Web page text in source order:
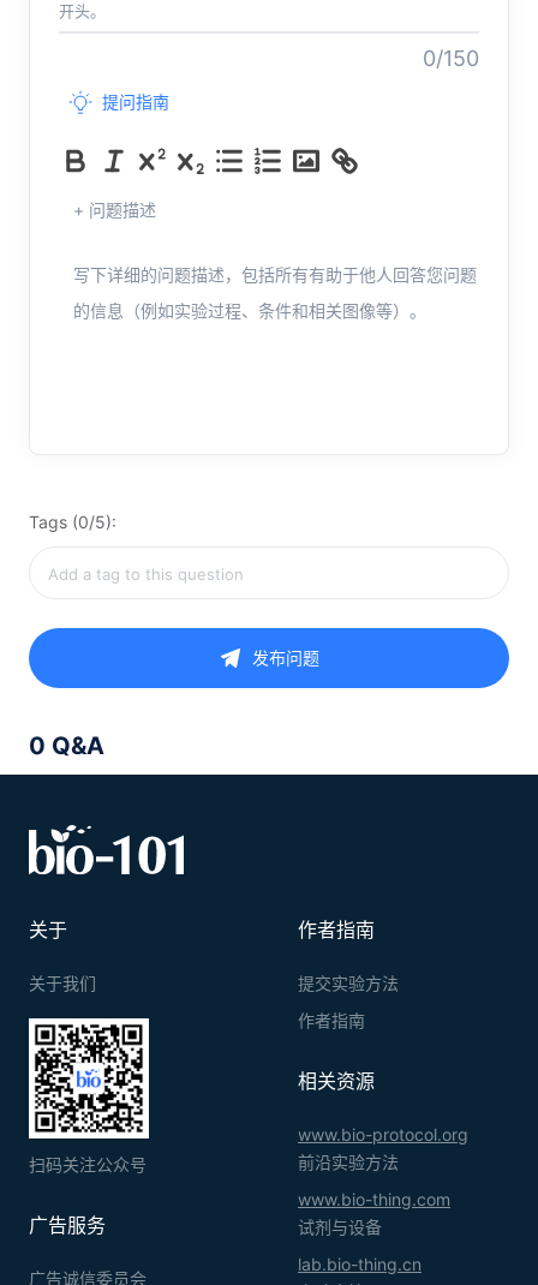
开头。
0/150
提问指南
+ 问题描述
写下详细的问题描述，包括所有有助于他人回答您问题
的信息（例如实验过程、条件和相关图像等）。
Tags (0/5):
发布问题
0 Q&A
关于
关于我们
扫码关注公众号
广告服务
广告诚信委员会
作者指南
提交实验方法
作者指南
相关资源
www.bio-protocol.org
前沿实验方法
www.bio-thing.com
试剂与设备
lab.bio-thing.cn